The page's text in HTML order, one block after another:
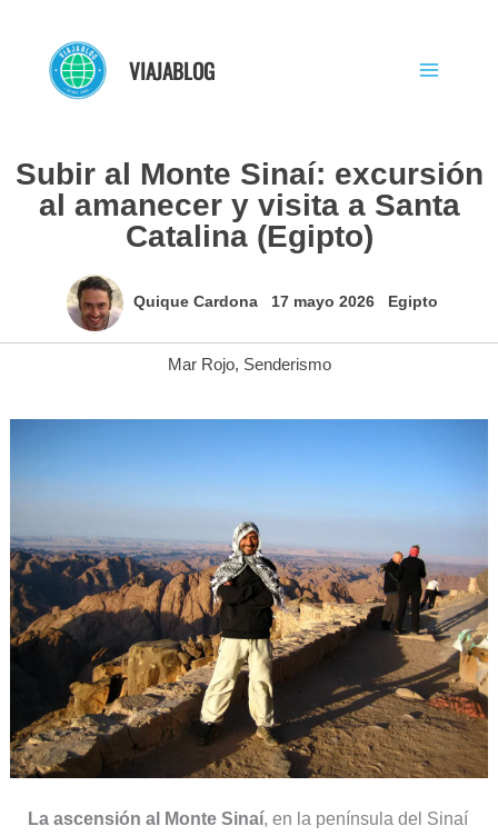
contenido
VIAJABLOG
Subir al Monte Sinaí: excursión
al amanecer y visita a Santa
Catalina (Egipto)
Quique Cardona 17 mayo 2026 Egipto
Mar Rojo, Senderismo
La ascensión al Monte Sinaí, en la península del Sinaí